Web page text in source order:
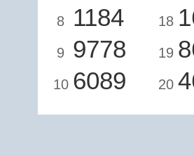
8 1184
9 9778
10 6089
18
19
20